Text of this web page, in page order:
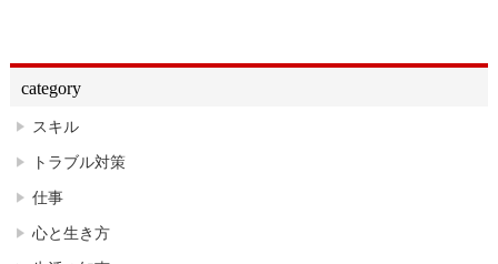
category
スキル
トラブル対策
仕事
心と生き方